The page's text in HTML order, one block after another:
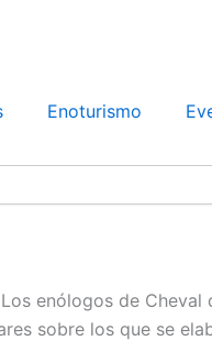
Enoturismo
enólogos de
sobre los que se